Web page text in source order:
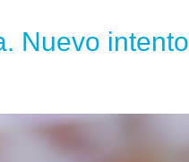
Nuevo intento